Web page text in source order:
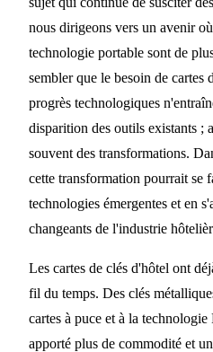
L'avenir de
hôtels
8 MIN DE LECTURE
nous dirigeons vers un avenir
technologie portable sont de
sembler que le besoin de cartes
progrès technologiques
disparition des outils existants ;
souvent des transformations.
cette transformation pourrait se
technologies émergentes et en
changeants de l'industrie
Les cartes de clés d'hôtel ont
fil du temps. Des clés
cartes à puce et à la
apporté plus de commodité et